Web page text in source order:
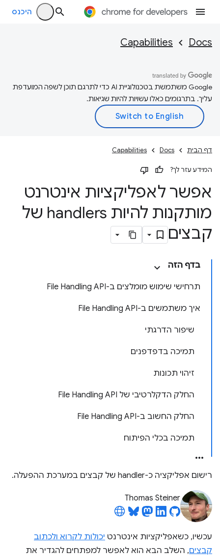
היכנס
Docs
Capabilities
‫Google משתמשת בטכנולוגיית AI כדי לתרגם תוכן לשפה המועדפת
עליך. בתרגומים כאלו עשויות להיות שגיאות.
דף הבית Docs
Capabilities
המידע עזר לך?
אפשר לאפליקציות אינטרנט
מותקנות להיות handlers של
קבצים
בדף הזה
תרחישי שימוש מומלצים ב-File Handling API
איך משתמשים ב-File Handling API
שיפור הדרגתי
תמיכה בדפדפנים
זיהוי תכונות
החלק הדקלרטיבי של File Handling API
החלק החשוב ב-File Handling API
תמיכה בכלי הפיתוח
רישום אפליקציה כ-handler של קבצים במערכת ההפעלה.
Thomas Steiner
עכשיו, כשאפליקציות אינטרנט יכולות לקרוא ולכתוב
קבצים, השלב הבא הוא לאפשר למפתחים להגדיר את